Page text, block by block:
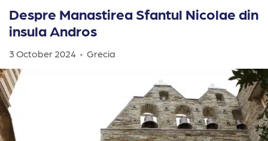
Despre Manastirea Sfantul Nicolae din
insula Andros
3 October 2024 Grecia